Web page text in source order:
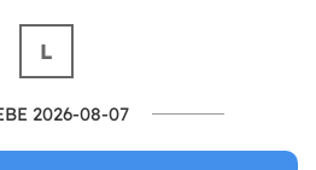
L
2026-08-07